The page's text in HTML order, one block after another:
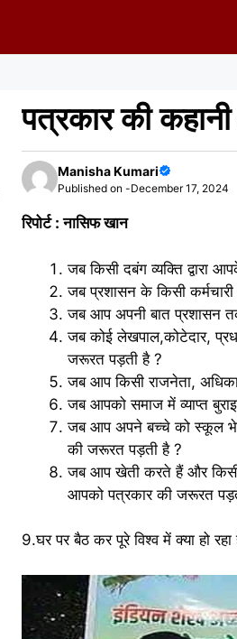
पत्रकार की
Manisha Kumari
Published on -December 17, 2024
रिपोर्ट : नासिफ खान
जब किसी दबंग व्यक्ति द्वारा
जब प्रशासन के किसी
जब आप अपनी बात प्रशासन
जब कोई लेखपाल,कोटेदार,
जरूरत पड़ती है ?
जब आप किसी राजनेता,
जब आपको समाज में व्याप्त
जब आप अपने बच्चे को स्कूल
की जरूरत पड़ती है ?
जब आप खेती करते हैं और
आपको पत्रकार की जरूरत
9.घर पर बैठ कर पूरे विश्व में क्या हो